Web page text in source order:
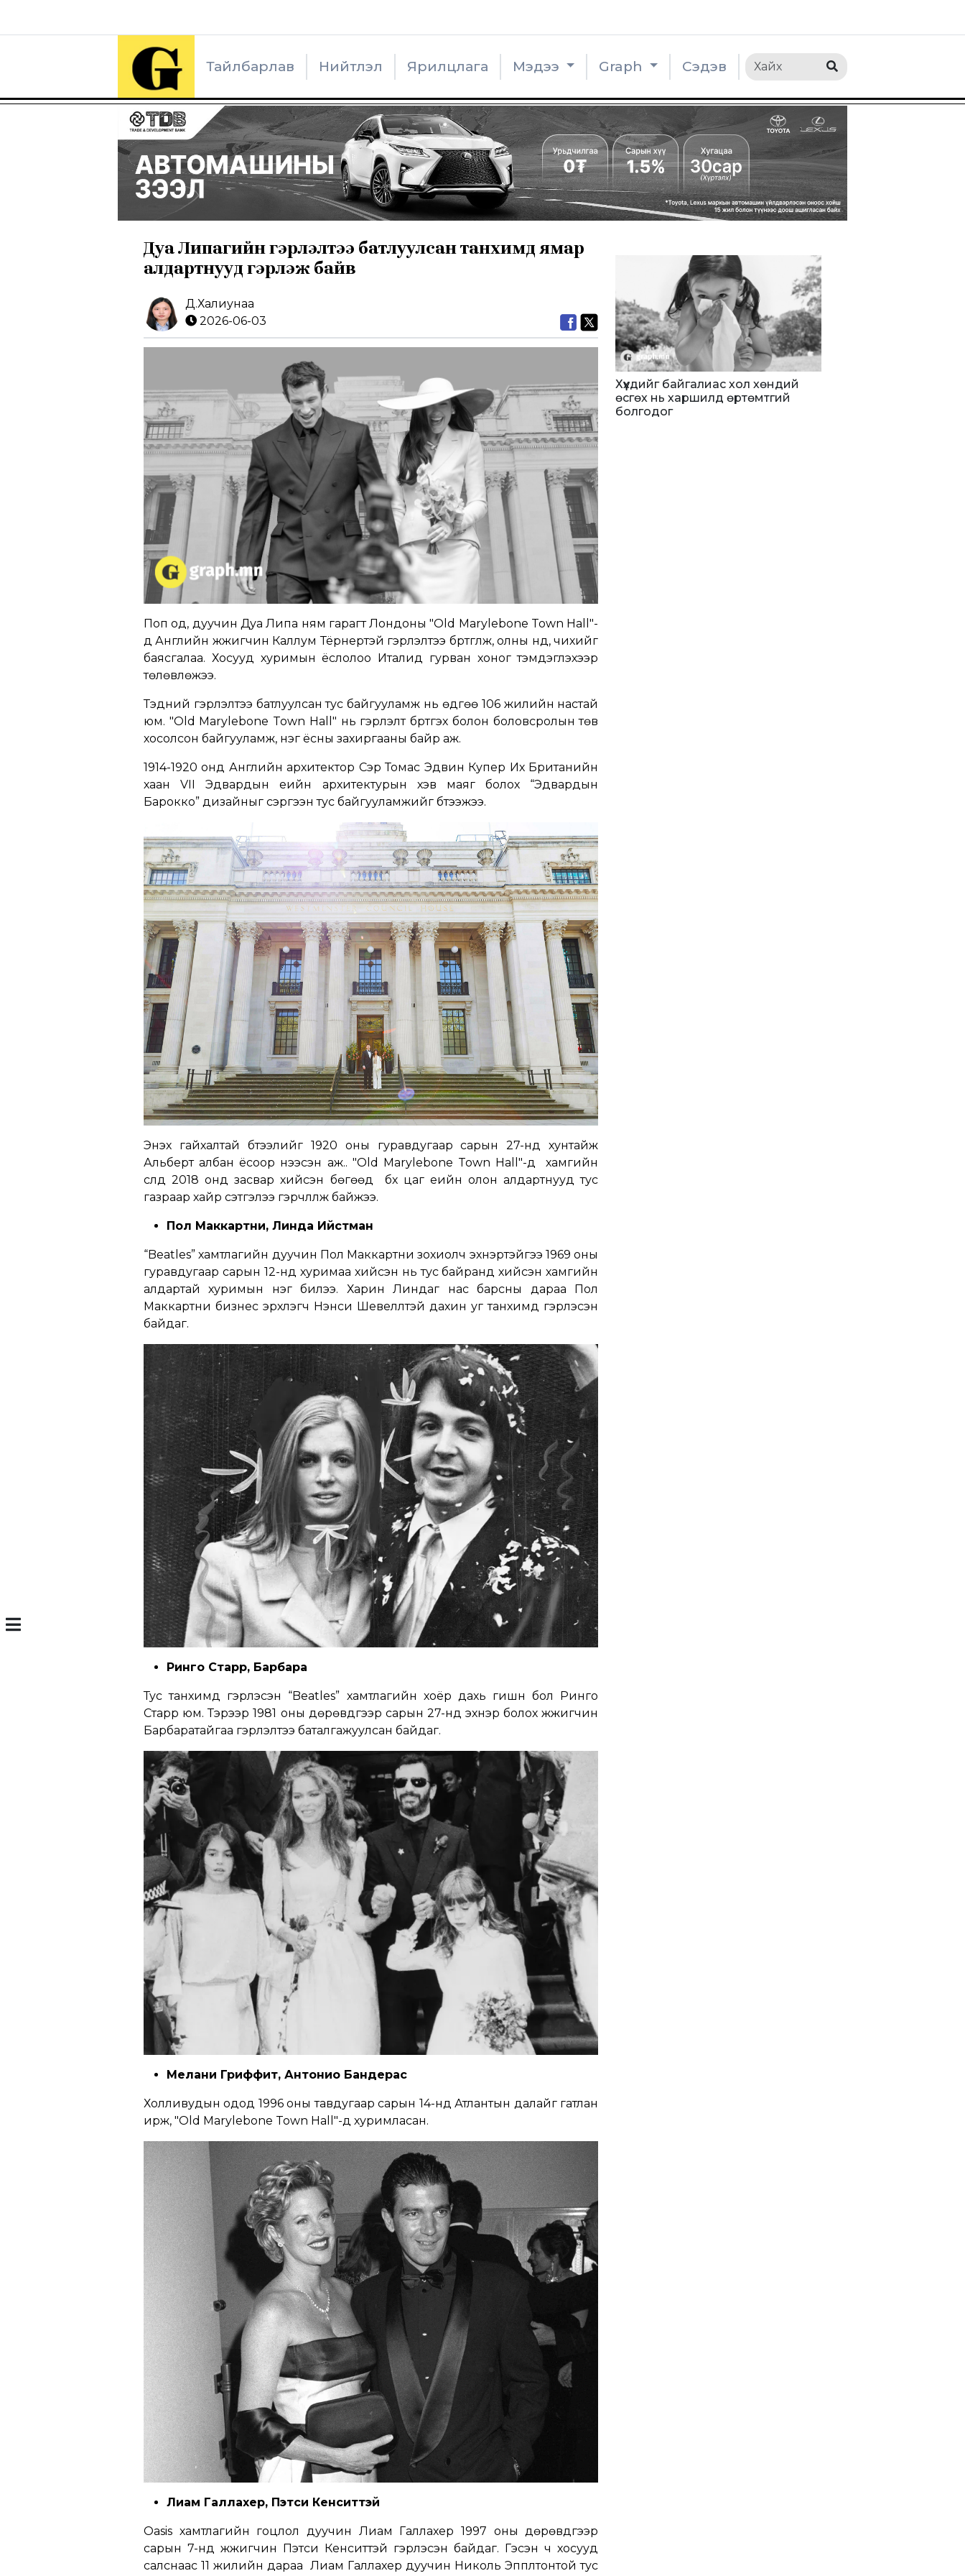
Тайлбарлав Нийтлэл Ярилцлага Мэдээ Graph Сэдэв
Дуа Липагийн гэрлэлтээ батлуулсан танхимд ямар
алдартнууд гэрлэж байв
Д.Халиунаа
2026-06-03
Поп од, дуучин Дуа Липа ням гарагт Лондоны "Old Marylebone Town Hall"-
д Английн жүжигчин Каллум Тёрнертэй гэрлэлтээ бүртгүүлж, олны нүд, чихийг
баясгалаа. Хосууд хуримын ёслолоо Италид гурван хоног тэмдэглэхээр
төлөвлөжээ.
Тэдний гэрлэлтээ батлуулсан тус байгууламж нь өдгөө 106 жилийн настай
юм. "Old Marylebone Town Hall" нь гэрлэлт бүртгэх болон боловсролын төв
хосолсон байгууламж, нэг ёсны захиргааны байр аж.
1914-1920 онд Английн архитектор Сэр Томас Эдвин Купер Их Британийн
хаан VII Эдвардын үеийн архитектурын хэв маяг болох “Эдвардын
Барокко” дизайныг сэргээн тус байгууламжийг бүтээжээ.
Энэхүү гайхалтай бүтээлийг 1920 оны гуравдугаар сарын 27-нд хунтайж
Альберт албан ёсоор нээсэн аж.. "Old Marylebone Town Hall"-д хамгийн
сүүлд 2018 онд засвар хийсэн бөгөөд бүх цаг үеийн олон алдартнууд тус
газраар хайр сэтгэлээ гэрчлүүлж байжээ.
Пол Маккартни, Линда Ийстман
“Beatles” хамтлагийн дуучин Пол Маккартни зохиолч эхнэртэйгээ 1969 оны
гуравдугаар сарын 12-нд хуримаа хийсэн нь тус байранд хийсэн хамгийн
алдартай хуримын нэг билээ. Харин Линдаг нас барсны дараа Пол
Маккартни бизнес эрхлэгч Нэнси Шевеллтэй дахин уг танхимд гэрлэсэн
байдаг.
Ринго Старр, Барбара
Тус танхимд гэрлэсэн “Beatles” хамтлагийн хоёр дахь гишүүн бол Ринго
Старр юм. Тэрээр 1981 оны дөрөвдүгээр сарын 27-нд эхнэр болох жүжигчин
Барбаратайгаа гэрлэлтээ баталгажуулсан байдаг.
Мелани Гриффит, Антонио Бандерас
Холливудын одод 1996 оны тавдугаар сарын 14-нд Атлантын далайг гатлан
ирж, ​​"Old Marylebone Town Hall"-д хуримласан.
Лиам Галлахер, Пэтси Кенситтэй
Oasis хамтлагийн гоцлол дуучин Лиам Галлахер 1997 оны дөрөвдүгээр
сарын 7-нд жүжигчин Пэтси Кенситтэй гэрлэсэн байдаг. Гэсэн ч хосууд
салснаас 11 жилийн дараа Лиам Галлахер дуучин Николь Эпплтонтой тус
Хүүхдийг байгалиас хол хөндий
өсгөх нь харшилд өртөмтгий
болгодог